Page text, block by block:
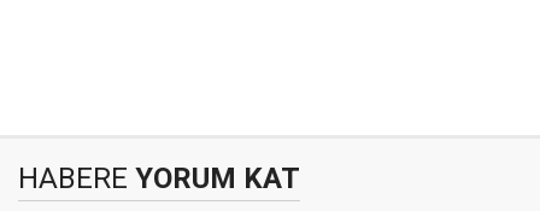
HABERE YORUM KAT